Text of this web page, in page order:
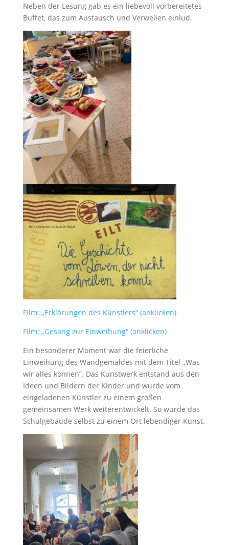
Neben der Lesung gab es ein liebevoll vorbereitetes
Buffet, das zum Austausch und Verweilen einlud.
Film: „Erklärungen des Künstlers“ (anklicken)
Film: „Gesang zur Einweihung“ (anklicken)
Ein besonderer Moment war die feierliche
Einweihung des Wandgemäldes mit dem Titel „Was
wir alles können“. Das Kunstwerk entstand aus den
Ideen und Bildern der Kinder und wurde vom
eingeladenen Künstler zu einem großen
gemeinsamen Werk weiterentwickelt. So wurde das
Schulgebäude selbst zu einem Ort lebendiger Kunst.